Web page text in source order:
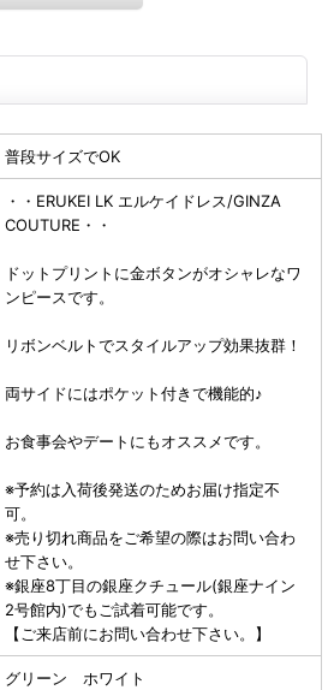
普段サイズでOK
・・ERUKEI LK エルケイドレス/GINZA
COUTURE・・
ドットプリントに金ボタンがオシャレなワ
ンピースです。
リボンベルトでスタイルアップ効果抜群！
両サイドにはポケット付きで機能的♪
お食事会やデートにもオススメです。
※予約は入荷後発送のためお届け指定不
可。
※売り切れ商品をご希望の際はお問い合わ
せ下さい。
※銀座8丁目の銀座クチュール(銀座ナイン
2号館内)でもご試着可能です。
【ご来店前にお問い合わせ下さい。】
グリーン ホワイト